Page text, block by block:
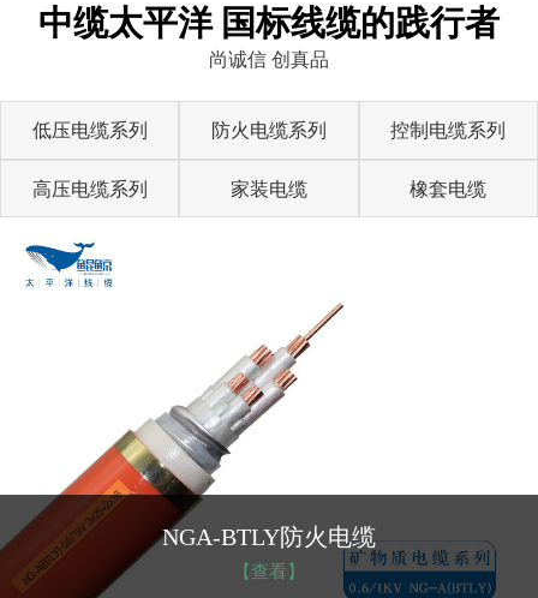
中缆太平洋 国标线缆的践行者
尚诚信 创真品
低压电缆系列 防火电缆系列 控制电缆系列
高压电缆系列 家装电缆 橡套电缆
NGA-BTLY防火电缆
【查看】